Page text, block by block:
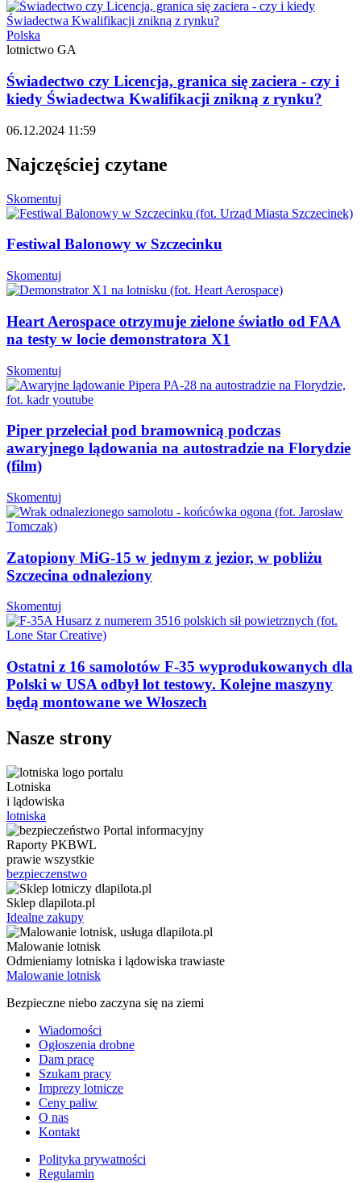
Polska
lotnictwo GA
Świadectwo czy Licencja, granica się zaciera - czy i
kiedy Świadectwa Kwalifikacji znikną z rynku?
06.12.2024 11:59
Najczęściej czytane
Skomentuj
Festiwal Balonowy w Szczecinku
Skomentuj
Heart Aerospace otrzymuje zielone światło od FAA
na testy w locie demonstratora X1
Skomentuj
Piper przeleciał pod bramownicą podczas
awaryjnego lądowania na autostradzie na Florydzie
(film)
Skomentuj
Zatopiony MiG-15 w jednym z jezior, w pobliżu
Szczecina odnaleziony
Skomentuj
Ostatni z 16 samolotów F-35 wyprodukowanych dla
Polski w USA odbył lot testowy. Kolejne maszyny
będą montowane we Włoszech
Nasze strony
Lotniska
i lądowiska
lotniska
Raporty PKBWL
prawie wszystkie
bezpieczenstwo
Sklep dlapilota.pl
Idealne zakupy
Malowanie lotnisk
Odmieniamy lotniska i lądowiska trawiaste
Malowanie lotnisk
Bezpieczne niebo zaczyna się na ziemi
Wiadomości
Ogłoszenia drobne
Dam pracę
Szukam pracy
Imprezy lotnicze
Ceny paliw
O nas
Kontakt
Polityka prywatności
Regulamin